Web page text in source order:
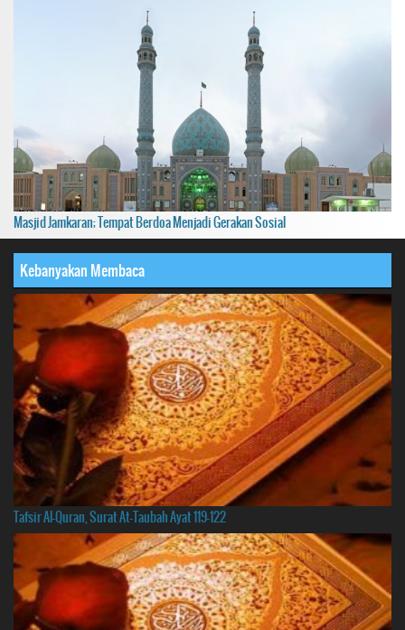
Masjid Jamkaran; Tempat Berdoa Menjadi Gerakan Sosial
Kebanyakan Membaca
Tafsir Al-Quran, Surat At-Taubah Ayat 119-122